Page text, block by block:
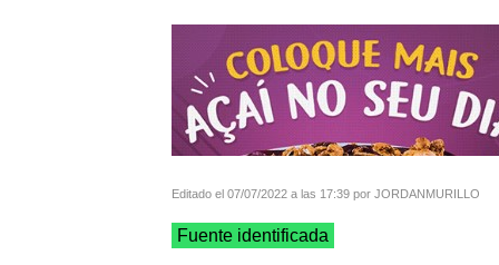
Editado el 07/07/2022 a las 17:39 por JORDANMURILLO
Fuente identificada